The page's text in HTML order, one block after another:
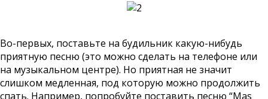
Во-первых, поставьте на будильник какую-нибудь
приятную песню (это можно сделать на телефоне или
на музыкальном центре). Но приятная не значит
слишком медленная, под которую можно продолжить
спать. Например, попробуйте поставить песню “Mas